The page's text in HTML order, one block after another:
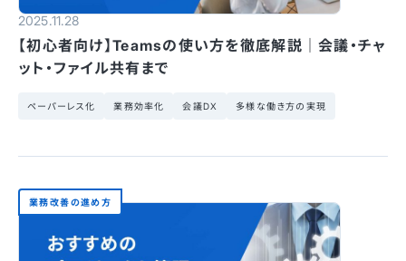
2025.11.28
【初心者向け】Teamsの使い方を徹底解説｜会議・チャ
ット・ファイル共有まで
ペーパーレス化 業務効率化 会議DX 多様な働き方の実現
業務改善の進め方